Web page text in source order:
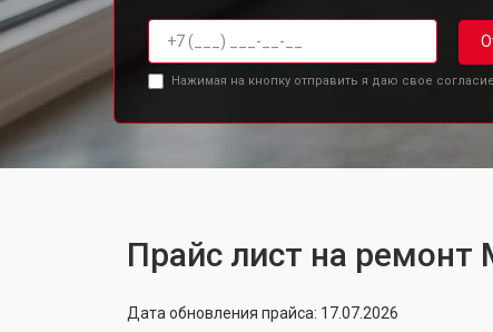
Нажимая на кнопку отправить я даю свое
Прайс лист на
Дата обновления прайса: 17.07.2026